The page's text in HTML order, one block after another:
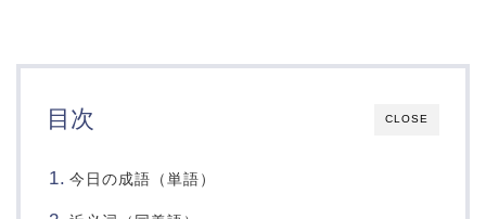
CLOSE
目次
今日の成語（単語）